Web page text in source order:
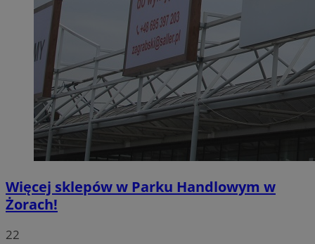
Więcej sklepów w Parku Handlowym w
Żorach!
22